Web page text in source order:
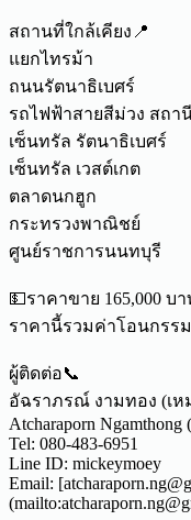
สถานที่ใกล้เคียง📍
แยกไทรม้า
ถนนรัตนาธิเบศร์
รถไฟฟ้าสายสีม่วง สถา
เซ็นทรัล รัตนาธิเบศร์
เซ็นทรัล เวสต์เกต
ตลาดนกฮูก
กระทรวงพาณิชย์
ศูนย์ราชการนนทบุรี
💵ราคาขาย 165,000 บ
ราคานี้รวมค่าโอนกรร
ผู้ติดต่อ📞
อัฉราภรณ์ งามทอง (เห
Atcharaporn Ngamthong
Tel: 080-483-6951
Line ID: mickeymoey
Email: